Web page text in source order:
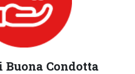
Buona Condotta